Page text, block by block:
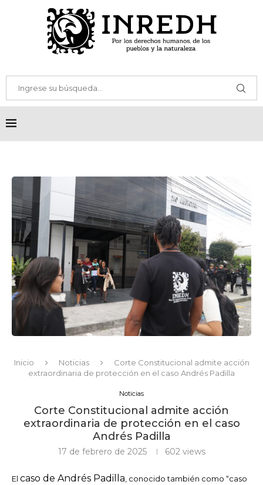
Inicio Noticias
Corte Constitucional admite acción
extraordinaria de protección en el caso Andrés Padilla
Noticias
Corte Constitucional admite acción
extraordinaria de protección en el caso
Andrés Padilla
17 de febrero de 2025 602views
El caso de Andrés Padilla, conocido también como “caso